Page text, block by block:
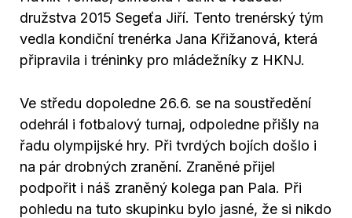
družstva 2015 Segeťa Jiří. Tento trenérský tým
vedla kondiční trenérka Jana Křižanová, která
připravila i tréninky pro mládežníky z HKNJ.
Ve středu dopoledne 26.6. se na soustředění
odehrál i fotbalový turnaj, odpoledne přišly na
řadu olympijské hry. Při tvrdých bojích došlo i
na pár drobných zranění. Zraněné přijel
podpořit i náš zraněný kolega pan Pala. Při
pohledu na tuto skupinku bylo jasné, že si nikdo